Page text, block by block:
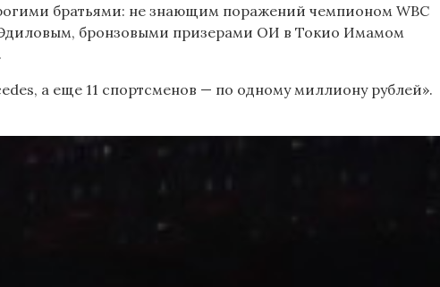
братьями: не знающим поражений чемпионом WBC
бронзовыми призерами ОИ в Токио Имамом
а еще 11 спортсменов — по одному миллиону рублей».